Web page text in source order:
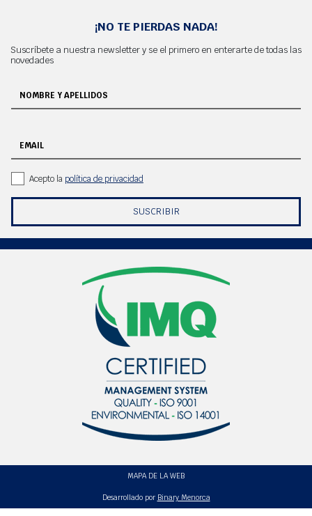
¡NO TE PIERDAS NADA!
Suscríbete a nuestra newsletter y se el primero en enterarte de todas las
novedades
NOMBRE Y APELLIDOS
EMAIL
Acepto la política de privacidad
SUSCRIBIR
MAPA DE LA WEB
Desarrollado por Binary Menorca